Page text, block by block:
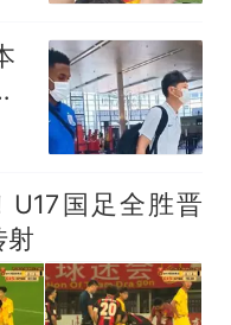
U17国足全胜晋
射